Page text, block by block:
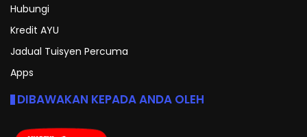
Hubungi
Kredit AYU
Jadual Tuisyen Percuma
Apps
DIBAWAKAN KEPADA ANDA OLEH